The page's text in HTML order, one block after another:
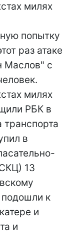
милях
попытку
раз атаке
Маслов" с
милях
РБК в
в
13
к
и
и